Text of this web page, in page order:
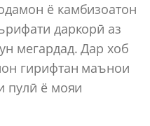
ё камбизоатон
даркорӣ аз
мегардад. Дар хоб
гирифтан маънои
пулӣ ё мояи